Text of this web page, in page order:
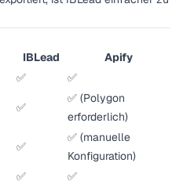
IBLead
Apify
✅ ✅
✅
✅ (Polygon
erforderlich)
✅
✅ (manuelle
Konfiguration)
✅
✅